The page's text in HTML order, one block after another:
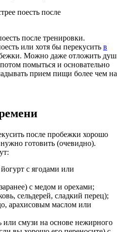
поесть после
после тренировки.
или хотя бы перекусить в
Можно даже отложить душ
помыться и основательно
прием пищи более чем на
после пробежки хорошо
готовить (очевидно).
с ягодами или
с медом и орехами;
сельдерей, сладкий перец);
арахисовым маслом или
или смузи на основе нежирного